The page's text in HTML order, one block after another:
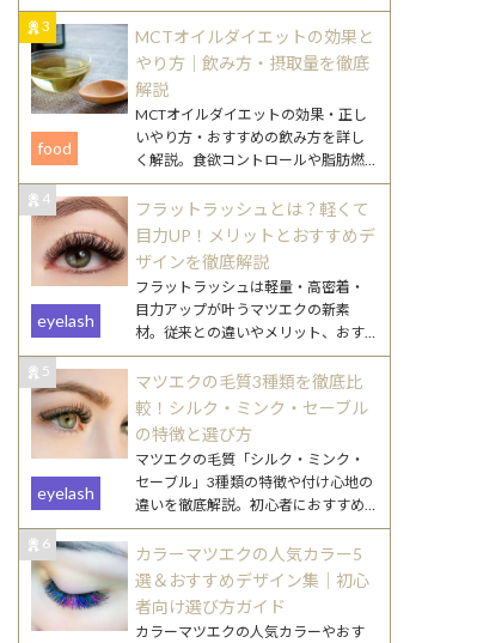
心者向けの選び方やまつ毛ケアのポ
イントも詳しく解説します。
3
MCTオイルダイエットの効果と
やり方｜飲み方・摂取量を徹底
解説
food
MCTオイルダイエットの効果・正し
いやり方・おすすめの飲み方を詳し
く解説。食欲コントロールや脂肪燃
焼のメカニズムから、毎日続けるコ
ツまで丁寧にご紹介します。
4
フラットラッシュとは？軽くて
目力UP！メリットとおすすめデ
ザインを徹底解説
eyelash
フラットラッシュは軽量・高密着・
目力アップが叶うマツエクの新素
材。従来との違いやメリット、おす
すめデザインをわかりやすく解説し
ます。
5
マツエクの毛質3種類を徹底比
較！シルク・ミンク・セーブル
の特徴と選び方
eyelash
マツエクの毛質「シルク・ミンク・
セーブル」3種類の特徴や付け心地の
違いを徹底解説。初心者におすすめ
の選び方や、なりたい目元別のポイ
ントもご紹介します。
6
カラーマツエクの人気カラー5
選＆おすすめデザイン集｜初心
者向け選び方ガイド
カラーマツエクの人気カラーやおす